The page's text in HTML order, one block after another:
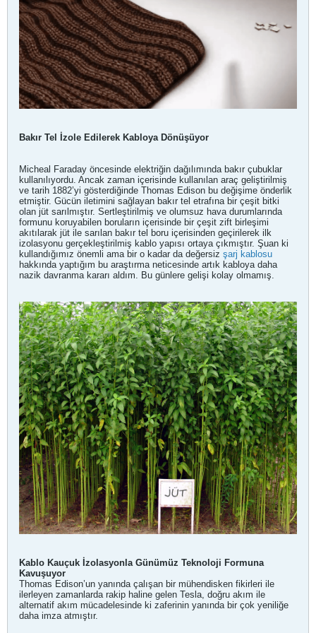
Bakır Tel İzole Edilerek Kabloya Dönüşüyor
Micheal Faraday öncesinde elektriğin dağılımında bakır çubuklar
kullanılıyordu. Ancak zaman içerisinde kullanılan araç geliştirilmiş
ve tarih 1882’yi gösterdiğinde Thomas Edison bu değişime önderlik
etmiştir. Gücün iletimini sağlayan bakır tel etrafına bir çeşit bitki
olan jüt sarılmıştır. Sertleştirilmiş ve olumsuz hava durumlarında
formunu koruyabilen boruların içerisinde bir çeşit zift birleşimi
akıtılarak jüt ile sarılan bakır tel boru içerisinden geçirilerek ilk
izolasyonu gerçekleştirilmiş kablo yapısı ortaya çıkmıştır. Şuan ki
kullandığımız önemli ama bir o kadar da değersiz şarj kablosu
hakkında yaptığım bu araştırma neticesinde artık kabloya daha
nazik davranma kararı aldım. Bu günlere gelişi kolay olmamış.
Kablo Kauçuk İzolasyonla Günümüz Teknoloji Formuna
Kavuşuyor
Thomas Edison’un yanında çalışan bir mühendisken fikirleri ile
ilerleyen zamanlarda rakip haline gelen Tesla, doğru akım ile
alternatif akım mücadelesinde ki zaferinin yanında bir çok yeniliğe
daha imza atmıştır.